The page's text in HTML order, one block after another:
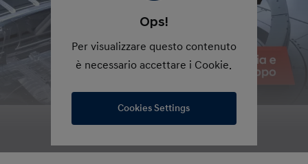
Ops!
Per visualizzare questo contenuto
è necessario accettare i Cookie.
Cookies Settings